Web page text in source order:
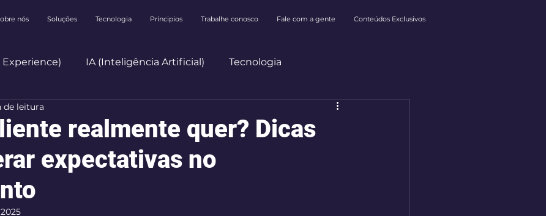
nós Soluções Tecnologia Príncipios Trabalhe conosco Fale com a gente Conteúdos Exclusivos
IA (Inteligência Artificial) Tecnologia
realmente quer? Dicas
expectativas no
de leitura